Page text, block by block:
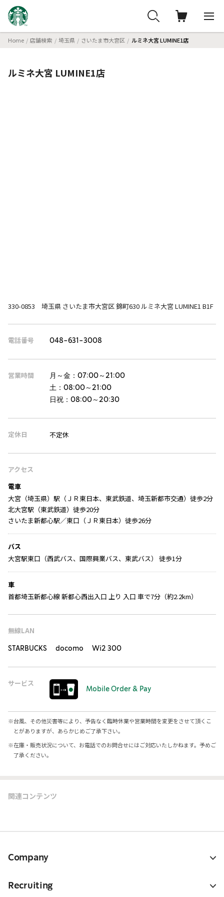
Home 店舗検索 埼玉県 さいたま市大宮区 ルミネ大宮 LUMINE1店
ルミネ大宮 LUMINE1店
330-0853 埼玉県 さいたま市大宮区 錦町630 ルミネ大宮 LUMINE1 B1F
電話番号 048-631-3008
営業時間 月～金：07:00～21:00
土：08:00～21:00
日祝：08:00～20:30
定休日 不定休
アクセス
電車
大宮（埼玉県）駅（ＪＲ東日本、東武鉄道、埼玉新都市交通）徒歩2分
北大宮駅（東武鉄道）徒歩20分
さいたま新都心駅／東口（ＪＲ東日本）徒歩26分
バス
大宮駅東口（西武バス、国際興業バス、東武バス） 徒歩1分
車
首都埼玉新都心線 新都心西出入口 上り 入口 車で7分（約2.2km）
無線LAN
STARBUCKS docomo Wi2 300
サービス
Mobile Order & Pay
※台風、その他災害等により、予告なく臨時休業や営業時間を変更をさせて頂くこ
とがありますが、あらかじめご了承下さい。
※在庫・販売状況について、お電話でのお問合せにはご対応いたしかねます。予めご
了承ください。
関連コンテンツ
Company
Recruiting